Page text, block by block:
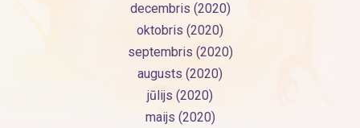
decembris (2020)
oktobris (2020)
septembris (2020)
augusts (2020)
jūlijs (2020)
maijs (2020)